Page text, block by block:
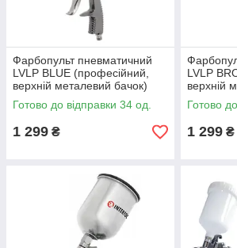
Фарбопульт пневматичний
LVLP BLUE (професійний,
верхній металевий бачок)
INTERTOOL [PT-0133]
Готово до відправки 34 од.
1 299 ₴
LVLP
верхній
Готово
1 299 ₴